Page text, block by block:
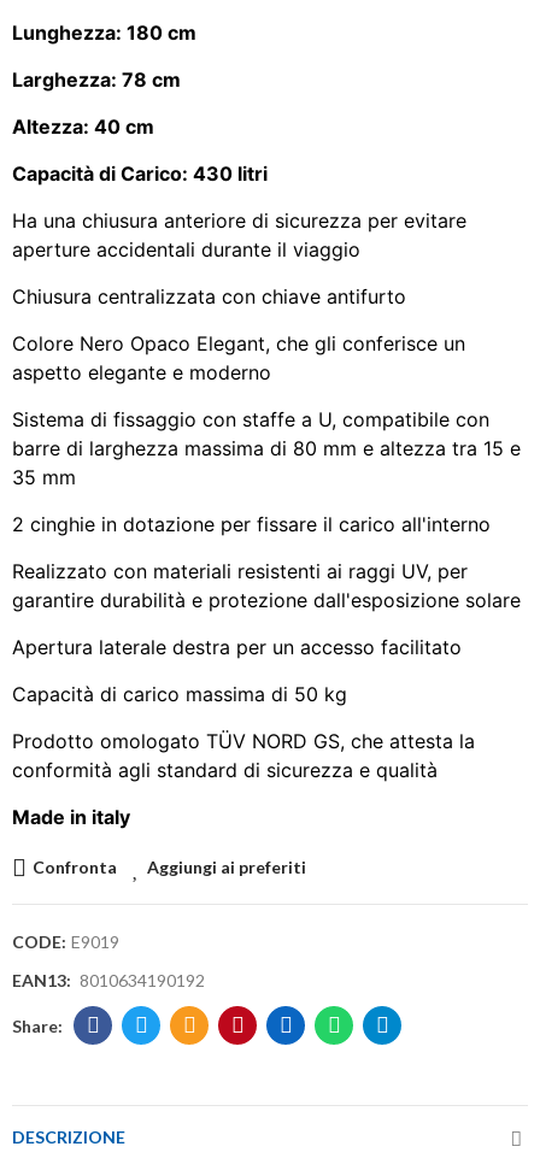
Lunghezza: 180 cm
Larghezza: 78 cm
Altezza: 40 cm
Capacità di Carico: 430 litri
Ha una chiusura anteriore di sicurezza per evitare
aperture accidentali durante il viaggio
Chiusura centralizzata con chiave antifurto
Colore Nero Opaco Elegant, che gli conferisce un
aspetto elegante e moderno
Sistema di fissaggio con staffe a U, compatibile con
barre di larghezza massima di 80 mm e altezza tra 15 e
35 mm
2 cinghie in dotazione per fissare il carico all'interno
Realizzato con materiali resistenti ai raggi UV, per
garantire durabilità e protezione dall'esposizione solare
Apertura laterale destra per un accesso facilitato
Capacità di carico massima di 50 kg
Prodotto omologato TÜV NORD GS, che attesta la
conformità agli standard di sicurezza e qualità
Made in italy
Confronta Aggiungi ai preferiti
CODE: E9019
EAN13: 8010634190192
DESCRIZIONE